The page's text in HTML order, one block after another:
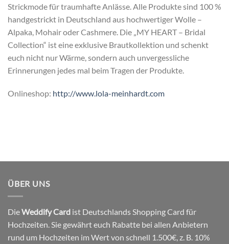
Strickmode für traumhafte Anlässe. Alle Produkte sind 100 %
handgestrickt in Deutschland aus hochwertiger Wolle –
Alpaka, Mohair oder Cashmere. Die „MY HEART – Bridal
Collection“ ist eine exklusive Brautkollektion und schenkt
euch nicht nur Wärme, sondern auch unvergessliche
Erinnerungen jedes mal beim Tragen der Produkte.
Onlineshop: http://www.lola-meinhardt.com
ÜBER UNS
DieWeddify Card ist Deutschlands Shopping Card für
Hochzeiten. Sie gewährt euch Rabatte bei allen Anbietern
rund um Hochzeiten im Wert von schnell 1.500€, z. B. 10%